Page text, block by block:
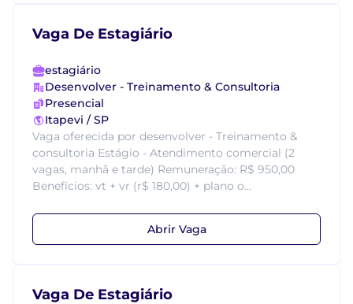
Vaga De Estagiário
estagiário
Desenvolver - Treinamento & Consultoria
Presencial
Itapevi / SP
Vaga oferecida por desenvolver - Treinamento &
consultoria Estágio - Atendimento comercial (2
vagas, manhã e tarde) Remuneração: R$ 950,00
Benefícios: vt + vr (r$ 180,00) + plano o...
Abrir Vaga
Vaga De Estagiário